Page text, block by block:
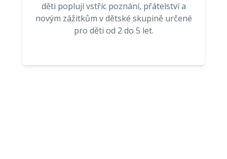
děti poplují vstříc poznání, přátelství a
novým zážitkům v dětské skupině určené
pro děti od 2 do 5 let.